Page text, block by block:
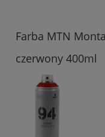
Farba MTN
czerwony 400ml